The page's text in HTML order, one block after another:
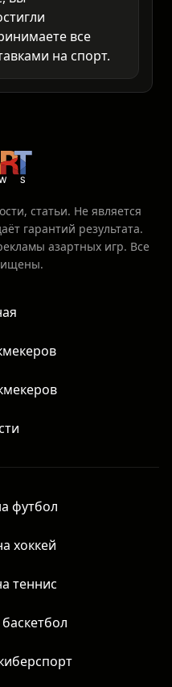
вы
все
на спорт.
статьи. Не является
гарантий результата.
футбол
хоккей
теннис